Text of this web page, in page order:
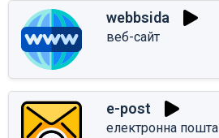
webbsida
веб-сайт
e-post
електронна пошта